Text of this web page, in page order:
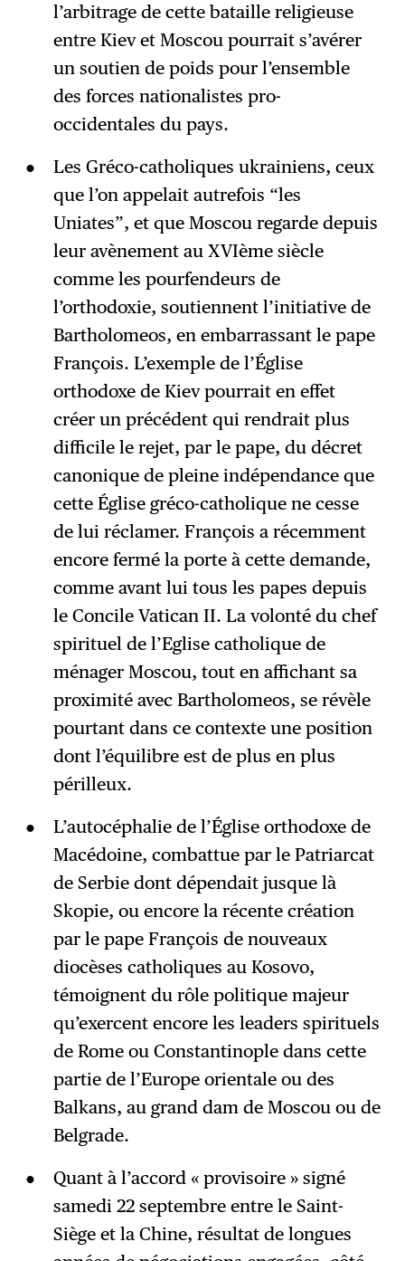
l’arbitrage de cette bataille religieuse
entre Kiev et Moscou pourrait s’avérer
un soutien de poids pour l’ensemble
des forces nationalistes pro-
occidentales du pays.
Les Gréco-catholiques ukrainiens, ceux
que l’on appelait autrefois “les
Uniates”, et que Moscou regarde depuis
leur avènement au XVIème siècle
comme les pourfendeurs de
l’orthodoxie, soutiennent l’initiative de
Bartholomeos, en embarrassant le pape
François. L’exemple de l’Église
orthodoxe de Kiev pourrait en effet
créer un précédent qui rendrait plus
difficile le rejet, par le pape, du décret
canonique de pleine indépendance que
cette Église gréco-catholique ne cesse
de lui réclamer. François a récemment
encore fermé la porte à cette demande,
comme avant lui tous les papes depuis
le Concile Vatican II. La volonté du chef
spirituel de l’Eglise catholique de
ménager Moscou, tout en affichant sa
proximité avec Bartholomeos, se révèle
pourtant dans ce contexte une position
dont l’équilibre est de plus en plus
périlleux.
L’autocéphalie de l’Église orthodoxe de
Macédoine, combattue par le Patriarcat
de Serbie dont dépendait jusque là
Skopie, ou encore la récente création
par le pape François de nouveaux
diocèses catholiques au Kosovo,
témoignent du rôle politique majeur
qu’exercent encore les leaders spirituels
de Rome ou Constantinople dans cette
partie de l’Europe orientale ou des
Balkans, au grand dam de Moscou ou de
Belgrade.
Quant à l’accord « provisoire » signé
samedi 22 septembre entre le Saint-
Siège et la Chine, résultat de longues